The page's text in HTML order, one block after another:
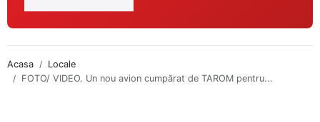
Acasa
Locale
FOTO/ VIDEO. Un nou avion cumpărat de TAROM pentru...